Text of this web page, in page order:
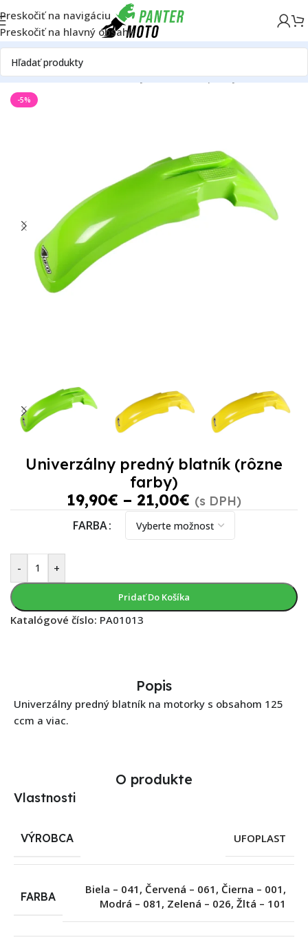
Preskočiť na navigáciu
Preskočiť na hlavný obsah
DomovOFF ROADRámPlastyUniverzálne plasty
-5%
Univerzálny predný blatník (rôzne
farby)
19,90€ – 21,00€ (s DPH)
FARBA
- +
Pridať Do Košíka
Katalógové číslo: PA01013
Popis
Univerzálny predný blatník na motorky s obsahom 125
ccm a viac.
O produkte
Vlastnosti
VÝROBCA UFOPLAST
FARBA
Biela – 041 , Červená – 061 , Čierna – 001 ,
Modrá – 081 , Zelená – 026, Žltá – 101